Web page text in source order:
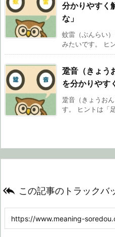
分かりやすく
な」
蚊雷（ぶんらい
みたいです。 ヒ
跫音（きょう
を分かりやす
跫音（きょうお
す。 ヒントは「足
 この記事のトラックバ